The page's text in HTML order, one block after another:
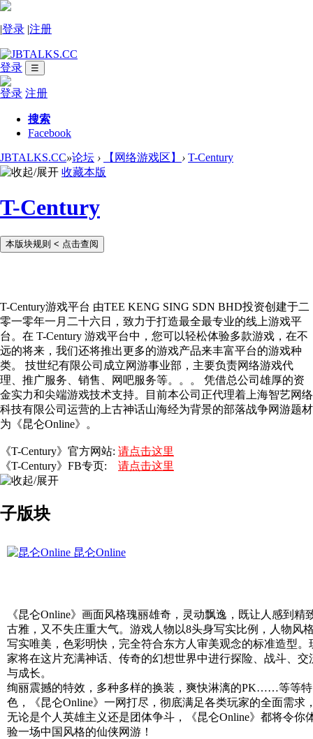
|登录 |注册
登录 ☰
登录 注册
搜索
Facebook
JBTALKS.CC»论坛 › 【网络游戏区】 › T-Century
收藏本版
T-Century
本版块规则 < 点击查阅
T-Century游戏平台 由TEE KENG SING SDN BHD投资创建于二
零一零年一月二十六日，致力于打造最全最专业的线上游戏平
台。在 T-Century 游戏平台中，您可以轻松体验多款游戏，在不
远的将来，我们还将推出更多的游戏产品来丰富平台的游戏种
类。 技世纪有限公司成立网游事业部，主要负责网络游戏代
理、推广服务、销售、网吧服务等。。。 凭借总公司雄厚的资
金实力和尖端游戏技术支持。目前本公司正代理着上海智艺网络
科技有限公司运营的上古神话山海经为背景的部落战争网游题材
为《昆仑Online》。
《T-Century》官方网站: 请点击这里
《T-Century》FB专页: 请点击这里
子版块
昆仑Online
《昆仑Online》画面风格瑰丽雄奇，灵动飘逸，既让人感到精
古雅，又不失庄重大气。游戏人物以8头身写实比例，人物风
写实唯美，色彩明快，完全符合东方人审美观念的标准造型。
家将在这片充满神话、传奇的幻想世界中进行探险、战斗、交
与成长。
绚丽震撼的特效，多种多样的换装，爽快淋漓的PK……等等特
色，《昆仑Online》一网打尽，彻底满足各类玩家的全面需求
无论是个人英雄主义还是团体争斗，《昆仑Online》都将令你
验一场中国风格的仙侠网游！